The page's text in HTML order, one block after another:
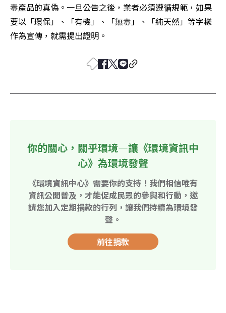
毒產品的真偽。一旦公告之後，業者必須遵循規範，如果
要以「環保」、「有機」、「無毒」、「純天然」等字樣
作為宣傳，就需提出證明。
你的關心，關乎環境—讓《環境資訊中
心》為環境發聲
《環境資訊中心》需要你的支持！我們相信唯有
資訊公開普及，才能促成民眾的參與和行動，邀
請您加入定期捐款的行列，讓我們持續為環境發
聲。
前往捐款